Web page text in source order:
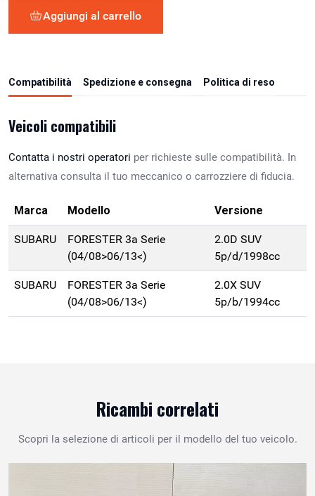
Aggiungi al carrello
Compatibilità Spedizione e consegna Politica di reso
Veicoli compatibili
Contatta i nostri operatori per richieste sulle compatibilità. In
alternativa consulta il tuo meccanico o carrozziere di fiducia.
Marca Modello Versione
SUBARU
FORESTER 3a Serie
(04/08>06/13<)
2.0D SUV
5p/d/1998cc
SUBARU
FORESTER 3a Serie
(04/08>06/13<)
2.0X SUV
5p/b/1994cc
Ricambi correlati
Scopri la selezione di articoli per il modello del tuo veicolo.